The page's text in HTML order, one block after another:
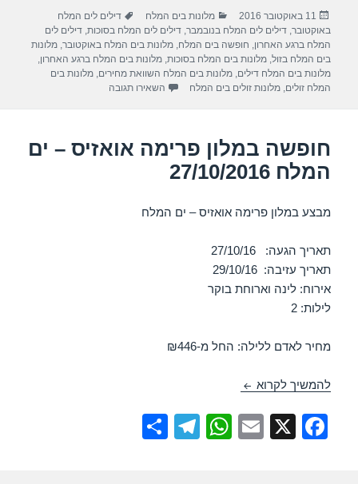
e
b
o
s
A
p
gr
a
m
e
פורסם
בתאריך
11 באוקטובר 2016 קטגוריות
מלונות בים המלח תגיות
דילים לים המלח
באוקטובר,דילים לים המלח בנובמבר,דילים לים המלח בסוכות,דילים לים
המלח ברגע האחרון, חופשה בים המלח,מלונות בים המלח באוקטובר,מלונות
בים המלח בזול,מלונות בים המלח בסוכות,מלונות בים המלח ברגע האחרון,
מלונות בים המלח דילים,מלונות בים המלח השוואת מחירים,מלונות בים
המלח זולים,מלונות זולים בים המלח השאירו תגובה
חופשה במלון פרימה אואזיס – ים
המלח 27/10/2016
מבצע במלון פרימה אואזיס – ים המלח
תאריך הגעה: 27/10/16
תאריך עזיבה: 29/10/16
אירוח: לינה וארוחת בוקר
לילות: 2
מחיר לאדם ללילה: החל מ-₪446
להמשיך לקרוא חופשה במלון פרימה אואזיס – ים המלח 27/10/2016
F
X
E
W
T